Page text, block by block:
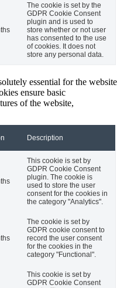
The cookie is set by the
GDPR Cookie Consent
plugin and is used to
store whether or not user
has consented to the use
of cookies. It does not
store any personal data.
essential for the website
ensure basic
of the website,
Description
This cookie is set by
GDPR Cookie Consent
plugin. The cookie is
used to store the user
consent for the cookies in
the category "Analytics".
The cookie is set by
GDPR cookie consent to
record the user consent
for the cookies in the
category "Functional".
This cookie is set by
GDPR Cookie Consent